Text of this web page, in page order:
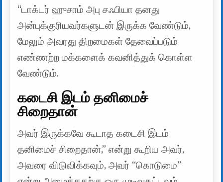
“டாக்டர் ஹுசாம் அபு சஃபியா தனது
அன்புக்குரியவர்களுடன் இருக்க வேண்டும்,
மேலும் அவரது திறமைகள் தேவைப்படும்
எண்ணற்ற மக்களைக் கவனித்துக் கொள்ள
வேண்டும்.
கடைசி இடம் தனிமைச்
சிறைதான்
அவர் இருக்கவே கூடாத கடைசி இடம்
தனிமைச் சிறைதான்,” என்று கூறிய அவர்,
அவரை விடுவிக்கவும், அவர் “கொடுமை”